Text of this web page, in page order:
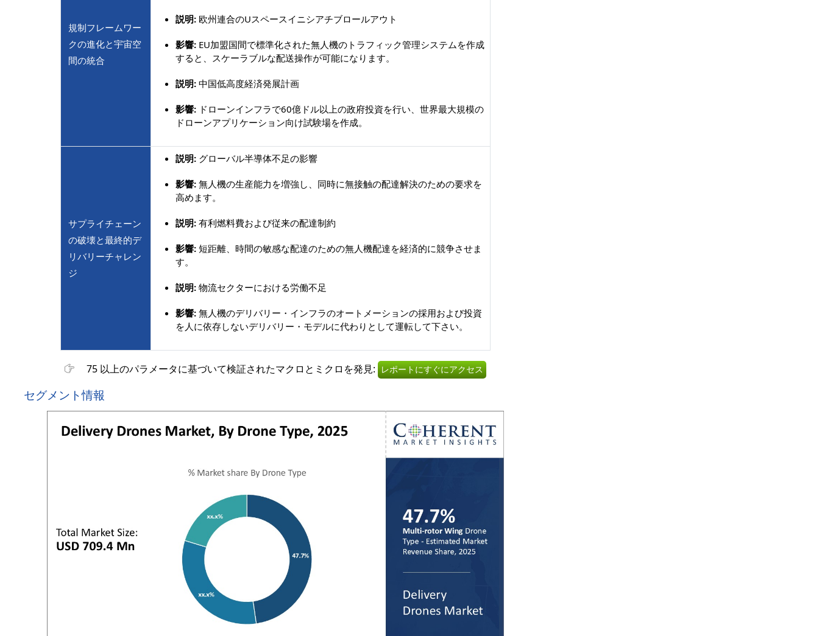
規制フレームワー
クの進化と宇宙空
間の統合
説明: 欧州連合のUスペースイニシアチブロールアウト
影響: EU加盟国間で標準化された無人機のトラフィック管理システムを作成
すると、スケーラブルな配送操作が可能になります。
説明: 中国低高度経済発展計画
影響: ドローンインフラで60億ドル以上の政府投資を行い、世界最大規模の
ドローンアプリケーション向け試験場を作成。
サプライチェーン
の破壊と最終的デ
リバリーチャレン
ジ
説明: グローバル半導体不足の影響
影響: 無人機の生産能力を増強し、同時に無接触の配達解決のための要求を
高めます。
説明: 有利燃料費および従来の配達制約
影響: 短距離、時間の敏感な配達のための無人機配達を経済的に競争させま
す。
説明: 物流セクターにおける労働不足
影響: 無人機のデリバリー・インフラのオートメーションの採用および投資
を人に依存しないデリバリー・モデルに代わりとして運転して下さい。
75 以上のパラメータに基づいて検証されたマクロとミクロを発見: レポートにすぐにアクセス
セグメント情報